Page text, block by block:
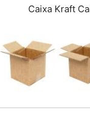
Caixa Kraft